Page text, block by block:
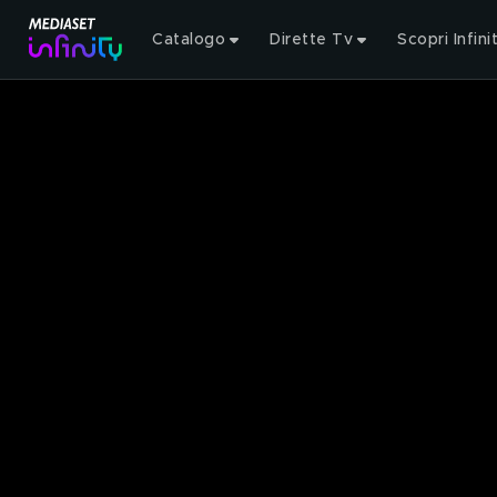
Catalogo Dirette Tv Scopri